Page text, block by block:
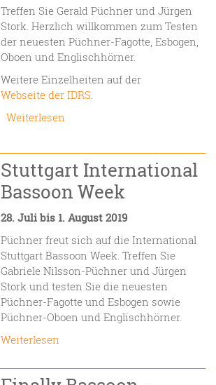
Treffen Sie Gerald Püchner und Jürgen
Stork. Herzlich willkommen zum Testen
der neuesten Püchner-Fagotte, Esbogen,
Oboen und Englisch­hörner.
Weitere Einzelheiten auf der
Webseite der IDRS.
Weiterlesen
Stuttgart International
Bassoon Week
28. Juli bis 1. August 2019
Püchner freut sich auf die International
Stuttgart Bassoon Week. Treffen Sie
Gabriele Nilsson-Püchner und Jürgen
Stork und testen Sie die neuesten
Püchner-Fagotte und Esbogen sowie
Püchner-Oboen und Englischhörner.
Weiterlesen